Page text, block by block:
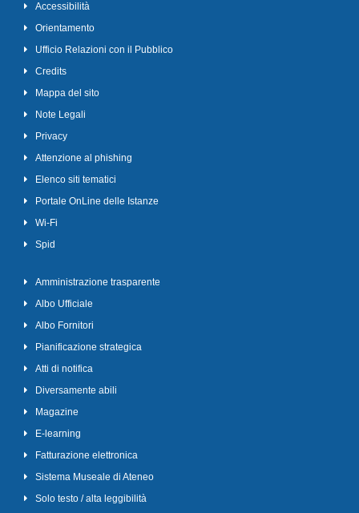
Accessibilità
Orientamento
Ufficio Relazioni con il Pubblico
Credits
Mappa del sito
Note Legali
Privacy
Attenzione al phishing
Elenco siti tematici
Portale OnLine delle Istanze
Wi-Fi
Spid
Amministrazione trasparente
Albo Ufficiale
Albo Fornitori
Pianificazione strategica
Atti di notifica
Diversamente abili
Magazine
E-learning
Fatturazione elettronica
Sistema Museale di Ateneo
Solo testo / alta leggibilità